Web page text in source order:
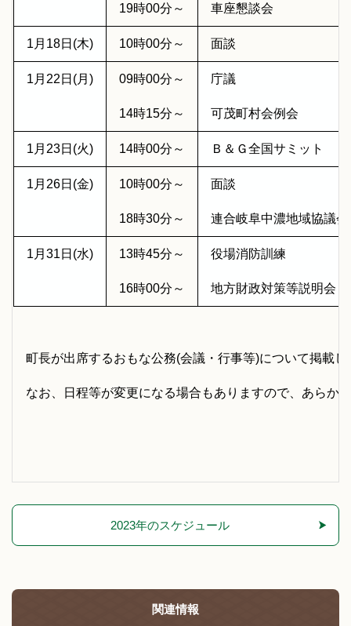
19時00分～ 車座懇談会
1月18日(木) 10時00分～ 面談
1月22日(月) 09時00分～ 庁議
14時15分～ 可茂町村会例会
1月23日(火) 14時00分～ Ｂ＆Ｇ全国サミット
1月26日(金) 10時00分～ 面談
18時30分～ 連合岐阜中濃地域協議
1月31日(水) 13時45分～ 役場消防訓練
16時00分～ 地方財政対策等説明会
町長が出席するおもな公務(会議・行事等)について掲載し
なお、日程等が変更になる場合もありますので、あらか
2023年のスケジュール
関連情報